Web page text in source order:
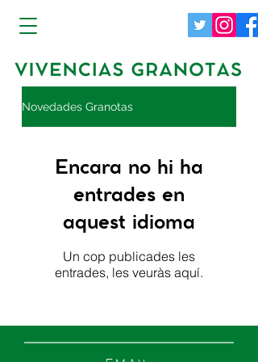
Novedades Granotas
Encara no hi ha
entrades en
aquest idioma
Un cop publicades les
entrades, les veuràs aquí.